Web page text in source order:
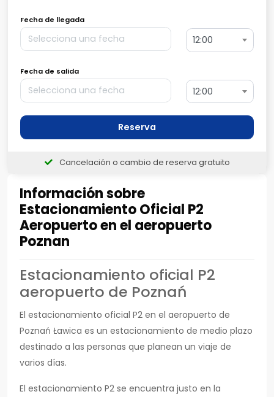
Información sobre
Estacionamiento Oficial P2
Aeropuerto en el aeropuerto
Poznan
Estacionamiento oficial P2
aeropuerto de Poznań
El estacionamiento oficial P2 en el aeropuerto de
Poznań Ławica es un estacionamiento de medio plazo
destinado a las personas que planean un viaje de
varios días.
El estacionamiento P2 se encuentra justo en la
Fecha de llegada
12:00
Fecha de salida
12:00
Reserva
Cancelación o cambio de reserva gratuito